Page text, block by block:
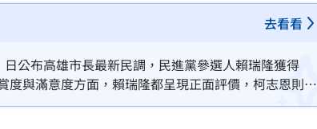
去看看
公布高雄市長最新民調，民進黨參選人賴瑞隆獲得
與滿意度方面，賴瑞隆都呈現正面評價，柯志恩則是